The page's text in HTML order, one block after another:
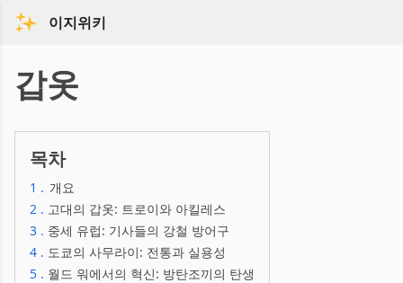
이지위키
갑옷
목차
1 . 개요
2 . 고대의 갑옷: 트로이와 아킬레스
3 . 중세 유럽: 기사들의 강철 방어구
4 . 도쿄의 사무라이: 전통과 실용성
5 . 월드 워에서의 혁신: 방탄조끼의 탄생